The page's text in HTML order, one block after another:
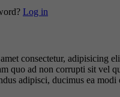
Log in
consectetur, adipisicing
quo ad non corrupti sit vel
adipisci, ducimus ea modi